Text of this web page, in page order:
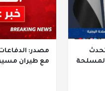
مصدر:
مع طيران